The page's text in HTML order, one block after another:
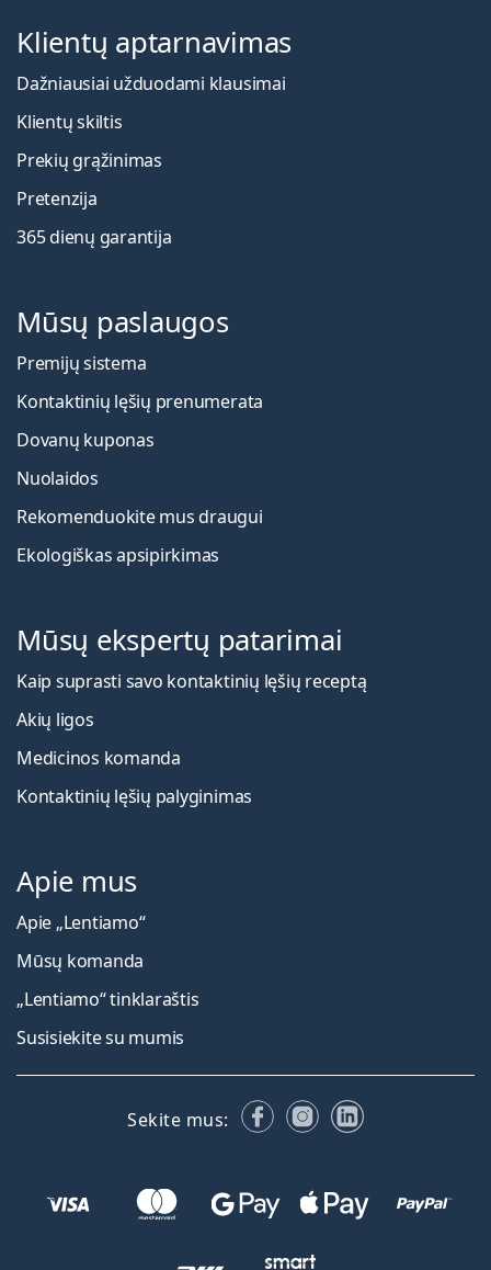
Klientų aptarnavimas
Dažniausiai užduodami klausimai
Klientų skiltis
Prekių grąžinimas
Pretenzija
365 dienų garantija
Mūsų paslaugos
Premijų sistema
Kontaktinių lęšių prenumerata
Dovanų kuponas
Nuolaidos
Rekomenduokite mus draugui
Ekologiškas apsipirkimas
Mūsų ekspertų patarimai
Kaip suprasti savo kontaktinių lęšių receptą
Akių ligos
Medicinos komanda
Kontaktinių lęšių palyginimas
Apie mus
Apie „Lentiamo“
Mūsų komanda
„Lentiamo“ tinklaraštis
Susisiekite su mumis
Sekite mus: FacebookInstagram
LinkedIn